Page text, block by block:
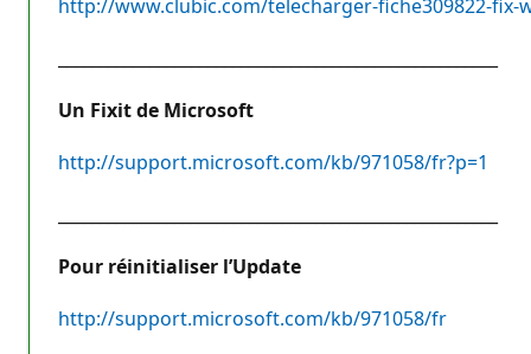
http://www.clubic.com/telecharger-fiche309822-fix-
Un Fixit de Microsoft
http://support.microsoft.com/kb/971058/fr?p=1
Pour réinitialiser l’Update
http://support.microsoft.com/kb/971058/fr